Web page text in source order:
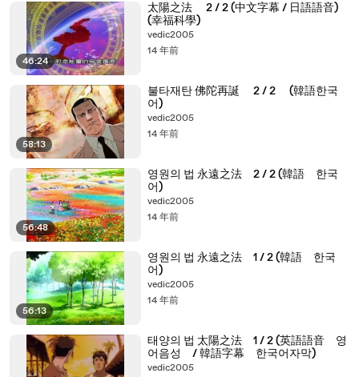
46:24
太陽之法 2 / 2 (中文字幕 / 日語語音)
(幸福科學)
vedic2005
14 年前
58:13
불타재탄 佛陀再誕 2 / 2 (韓語한국
어)
vedic2005
14 年前
56:48
영원의 법 永遠之法 2 / 2 (韓語 한국
어)
vedic2005
14 年前
56:13
영원의 법 永遠之法 1 / 2 (韓語 한국
어)
vedic2005
14 年前
태양의 법 太陽之法 1 / 2 (英語語音 영
어음성 / 韓語字幕 한국어자막)
vedic2005